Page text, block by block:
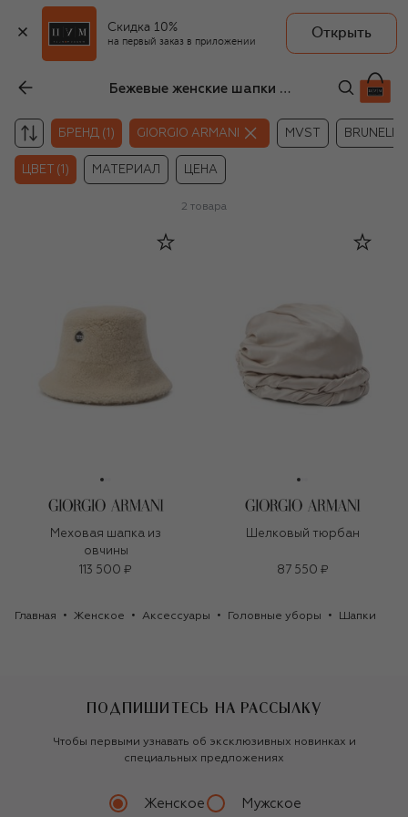
Скидка 10%
на первый заказ в приложении
Открыть
Бежевые женские шапки Giorgio Armani
БРЕНД (1) GIORGIO ARMANI MVST
ЦВЕТ (1) МАТЕРИАЛ ЦЕНА
2 товара
Меховая шапка из
овчины
113 500 ₽
Шелковый тюрбан
87 550 ₽
Главная Женское Аксессуары Головные уборы Шапки
ПОДПИШИТЕСЬ НА РАССЫЛКУ
Чтобы первыми узнавать об эксклюзивных новинках и
специальных предложениях
Женское Мужское